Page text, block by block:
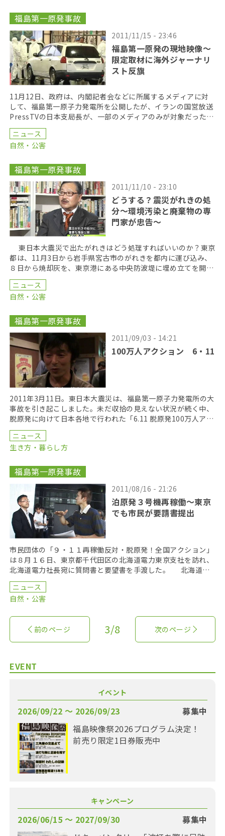
福島第一原発事故
2011/11/15 - 23:46
福島第一原発の現地映像～
限定取材に海外ジャーナリ
スト反旗
11月12日、政府は、内閣記者会などに所属するメディアに対
して、福島第一原子力発電所を公開したが、イランの国営放送
PressTVの日本支局長が、一部のメディアのみが対象だったこ
とに抗議して、撮影動画をフリーランスやネット […]
ニュース
自然・公害
福島第一原発事故
2011/11/10 - 23:10
どうする？震災がれきの処
分～環境汚染と廃棄物の専
門家が忠告～
東日本大震災で出たがれきはどう処理すればいいのか？東京
都は、11月3日から岩手県宮古市のがれきを都内に運び込み、
８日から焼却灰を、東京港にある中央防波堤に埋め立てを開始
した。 東日本大震災では、津波の被害によって大量 […]
ニュース
自然・公害
福島第一原発事故
2011/09/03 - 14:21
100万人アクション 6・11
2011年3月11日。東日本大震災は、福島第一原子力発電所の大
事故を引き起こしました。未だ収拾の見えない状況が続く中、
脱原発に向けて日本各地で行われた「6.11 脱原発100万人アク
ション」。当日までの流れを追いながら、 […]
ニュース
生き方・暮らし方
福島第一原発事故
2011/08/16 - 21:26
泊原発３号機再稼働～東京
でも市民が要請書提出
市民団体の「９・１１再稼働反対・脱原発！全国アクション」
は８月１６日、東京都千代田区の北海道電力東京支社を訪れ、
北海道電力社長宛に質問書と要望書を手渡した。 北海道電
力東京支社を訪れたのは「９・１１再稼働反対・脱原発 […]
ニュース
自然・公害
前のページ 3/8 次のページ
EVENT
イベント
2026/09/22 〜 2026/09/23
募集中
福島映像祭2026プログラム決定！
前売り限定1日券販売中
キャンペーン
2026/06/15 〜 2027/09/30
募集中